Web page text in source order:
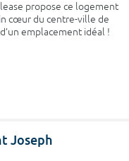
propose ce logement
cœur du centre-ville de
emplacement idéal !
Joseph